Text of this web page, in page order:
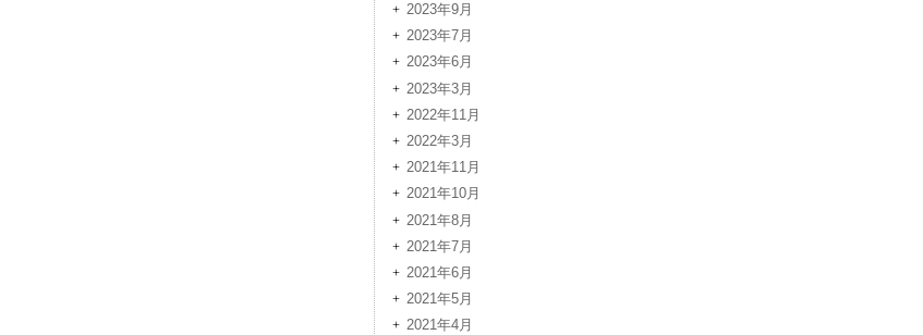
2023年9月
2023年7月
2023年6月
2023年3月
2022年11月
2022年3月
2021年11月
2021年10月
2021年8月
2021年7月
2021年6月
2021年5月
2021年4月